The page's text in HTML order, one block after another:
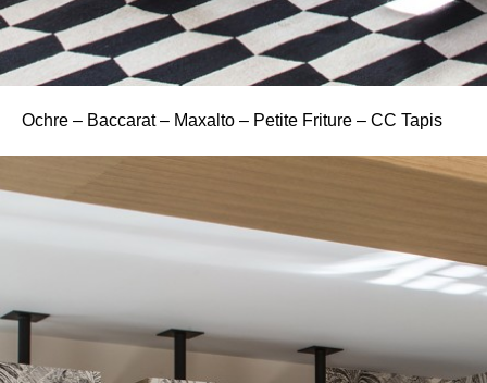
Ochre – Baccarat – Maxalto – Petite Friture – CC Tapis